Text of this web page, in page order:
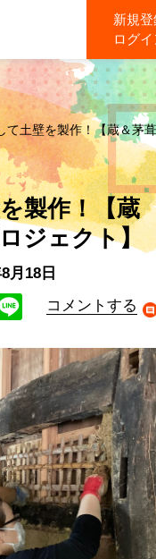
新規
ログ
て土壁を製作！【蔵＆茅
製作！【蔵
ジェクト】
月18日
コメントする